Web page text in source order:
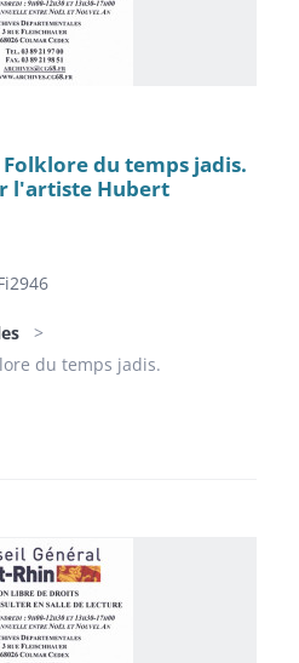
du temps jadis.
l'artiste Hubert
du temps jadis.